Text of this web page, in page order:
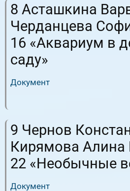
8 Асташкина
Черданцева
16 «Аквариум в
саду»
Документ
9 Чернов
Кирямова
22 «Необычные
Документ